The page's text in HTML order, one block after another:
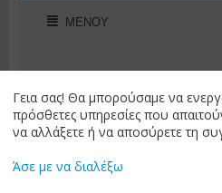
ΜΕΝΟΎ
ΠΡΟΣΦΟΡΕΣ ΕΒΔΟΜΑΔΟΣ
Γεια σας! Θα μπορούσαμε να
πρόσθετες υπηρεσίες που
να αλλάξετε ή να αποσύρετε τη
Άσε με να διαλέξω